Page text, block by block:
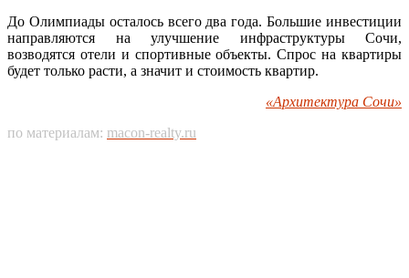
До Олимпиады осталось всего два года. Большие инвестиции
направляются на улучшение инфраструктуры Сочи,
возводятся отели и спортивные объекты. Спрос на квартиры
будет только расти, а значит и стоимость квартир.
«Архитектура Сочи»
по материалам: macon-realty.ru